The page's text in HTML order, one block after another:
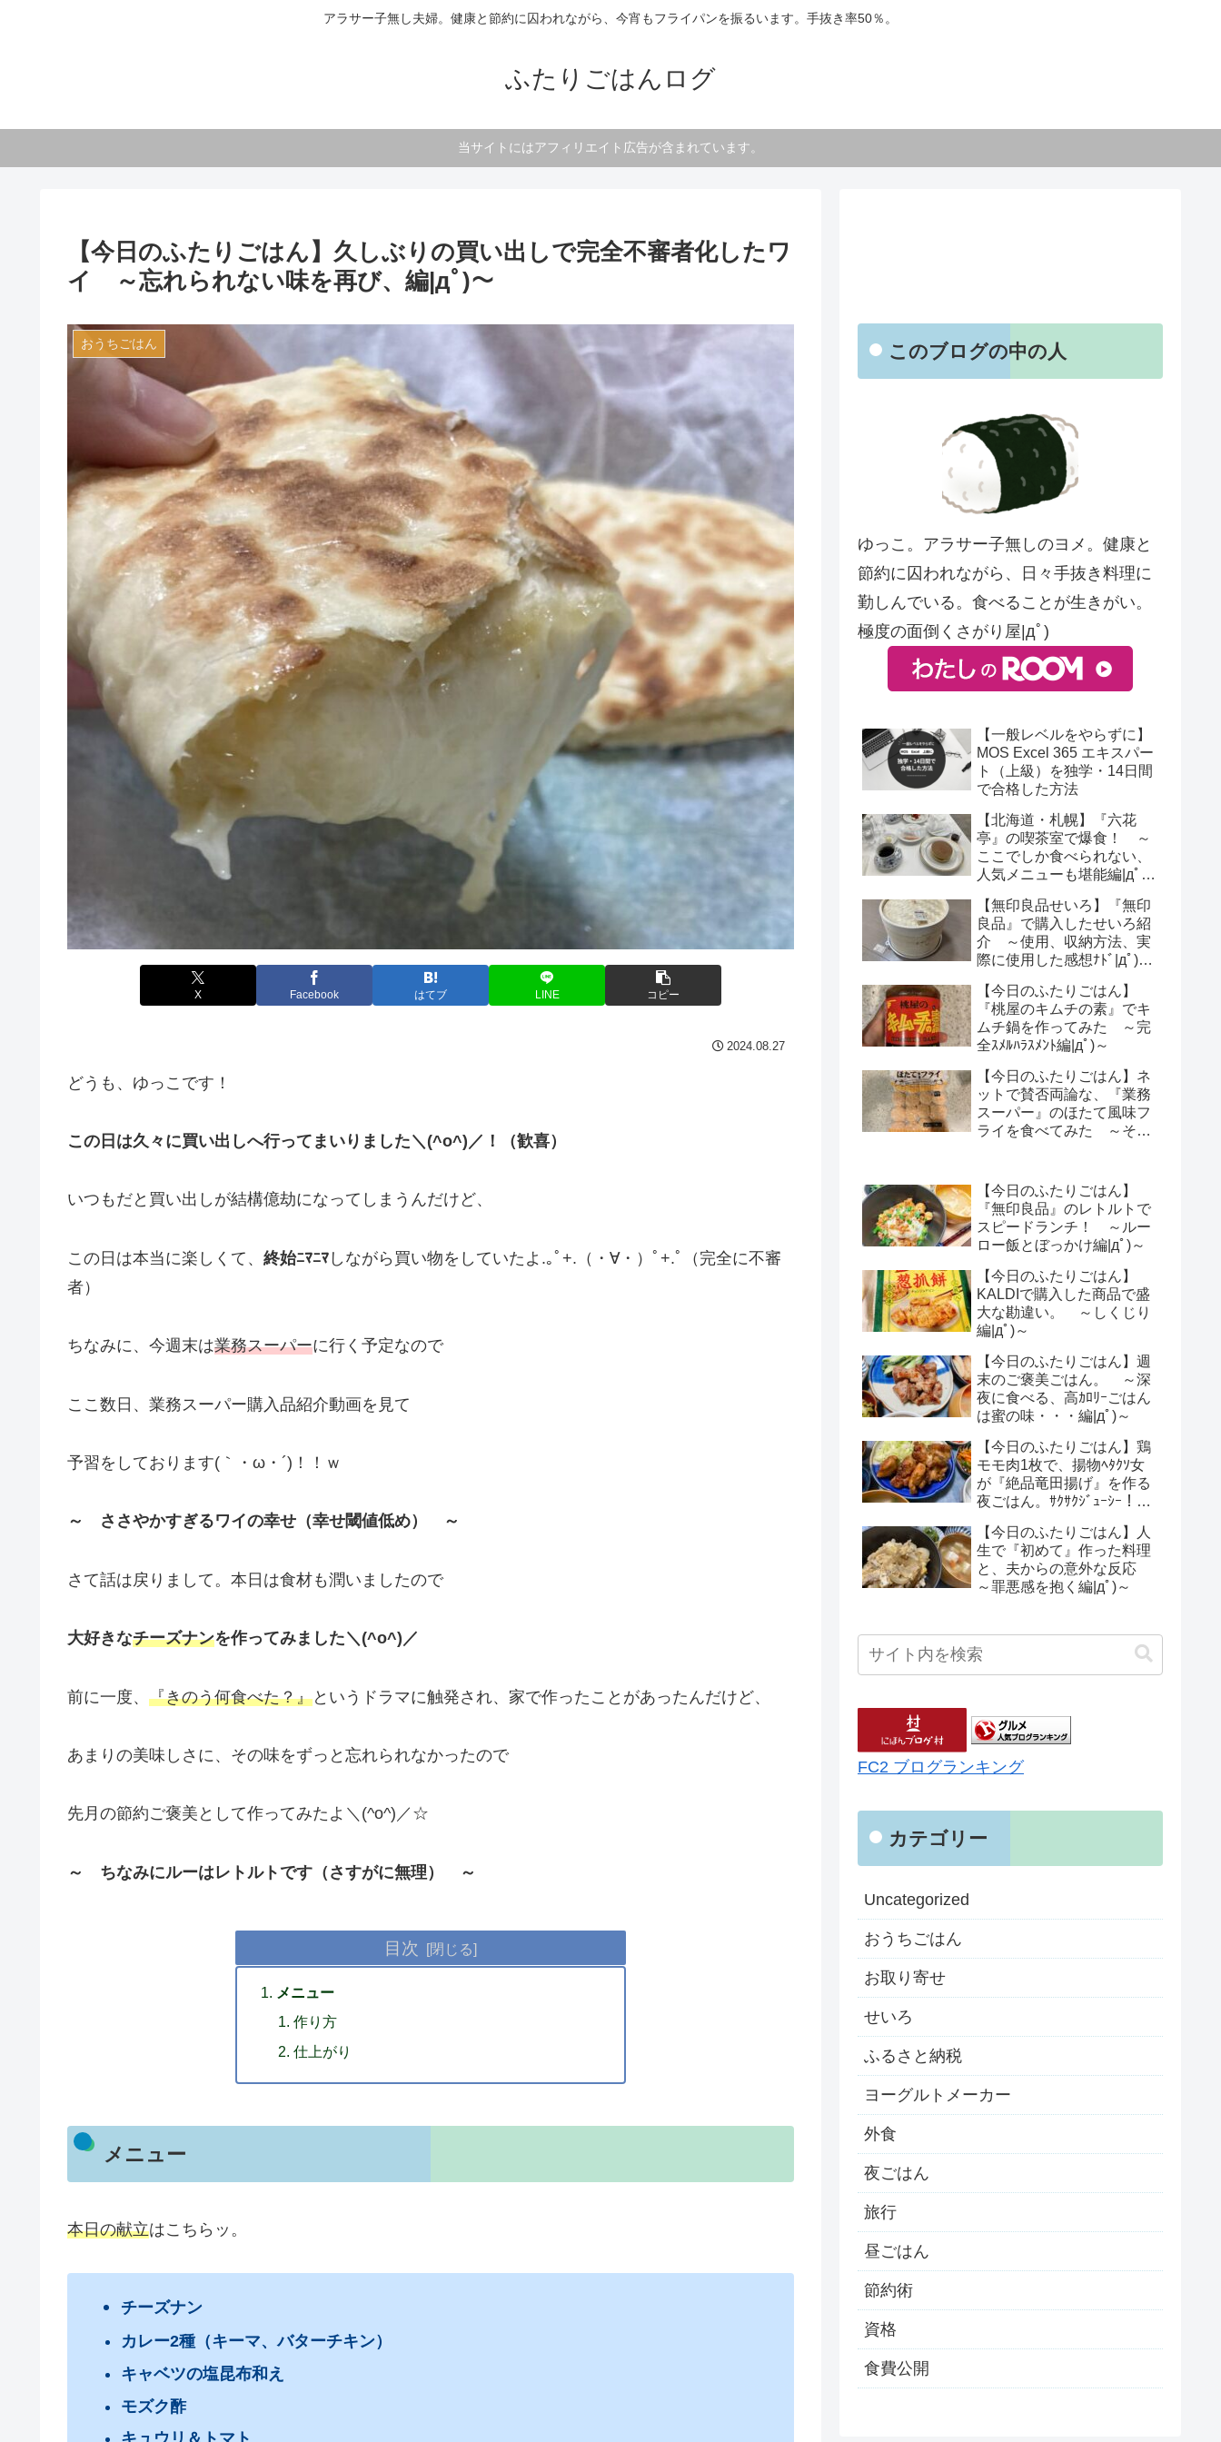
アラサー子無し夫婦。健康と節約に囚われながら、今宵もフライパンを振るいます。手抜き率50％。
ふたりごはんログ
当サイトにはアフィリエイト広告が含まれています。
【今日のふたりごはん】久しぶりの買い出しで完全不審者化したワ
イ ～忘れられない味を再び、編|дﾟ)～
おうちごはん
X Facebook はてブ LINE コピー
2024.08.27
どうも、ゆっこです！
この日は久々に買い出しへ行ってまいりました＼(^o^)／！（歓喜）
いつもだと買い出しが結構億劫になってしまうんだけど、
この日は本当に楽しくて、 終始ﾆﾏﾆﾏ しながら買い物をしていたよ.｡ﾟ+.（・∀・）ﾟ+.ﾟ（完全に不審
者）
ちなみに、今週末は業務スーパーに行く予定なので
ここ数日、業務スーパー購入品紹介動画を見て
予習をしております(｀・ω・´)！！ｗ
～ ささやかすぎるワイの幸せ（幸せ閾値低め） ～
さて話は戻りまして。本日は食材も潤いましたので
大好きなチーズナンを作ってみました＼(^o^)／
前に一度、 『きのう何食べた？』というドラマに触発され、家で作ったことがあったんだけど、
あまりの美味しさに、その味をずっと忘れられなかったので
先月の節約ご褒美として作ってみたよ＼(^o^)／☆
～ ちなみにルーはレトルトです（さすがに無理） ～
目次
メニュー
作り方
仕上がり
メニュー
本日の献立はこちらッ。
チーズナン
カレー2種（キーマ、バターチキン）
キャベツの塩昆布和え
モズク酢
このブログの中の人
ゆっこ。アラサー子無しのヨメ。健康と
節約に囚われながら、日々手抜き料理に
勤しんでいる。食べることが生きがい。
極度の面倒くさがり屋|дﾟ)
【一般レベルをやらずに】
MOS Excel 365 エキスパー
ト（上級）を独学・14日間
で合格した方法
【北海道・札幌】『六花
亭』の喫茶室で爆食！ ～
ここでしか食べられない、
人気メニューも堪能編|дﾟ)
【無印良品せいろ】『無印
良品』で購入したせいろ紹
介 ～使用、収納方法、実
際に使用した感想ﾅﾄﾞ|дﾟ)～
【今日のふたりごはん】
『桃屋のキムチの素』でキ
ムチ鍋を作ってみた ～完
全ｽﾒﾙﾊﾗｽﾒﾝﾄ編|дﾟ)～
【今日のふたりごはん】ネ
ットで賛否両論な、『業務
スーパー』のほたて風味フ
ライを食べてみた ～その
【今日のふたりごはん】
『無印良品』のレトルトで
スピードランチ！ ～ルー
ロー飯とぼっかけ編|дﾟ)～
【今日のふたりごはん】
KALDIで購入した商品で盛
大な勘違い。 ～しくじり
編|дﾟ)～
【今日のふたりごはん】週
末のご褒美ごはん。 ～深
夜に食べる、高ｶﾛﾘｰごはん
は蜜の味・・・編|дﾟ)～
【今日のふたりごはん】鶏
モモ肉1枚で、揚物ﾍﾀｸｿ女
が『絶品竜田揚げ』を作る
夜ごはん。ｻｸｻｸｼﾞｭｰｼｰ！
【今日のふたりごはん】人
生で『初めて』作った料理
と、夫からの意外な反応
～罪悪感を抱く編|дﾟ)～
FC2 ブログランキング
カテゴリー
Uncategorized
おうちごはん
お取り寄せ
せいろ
ふるさと納税
ヨーグルトメーカー
外食
夜ごはん
旅行
昼ごはん
節約術
資格
食費公開